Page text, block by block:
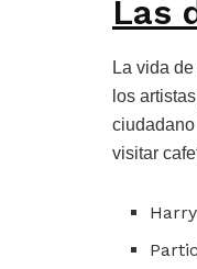
Las
La vida
los
visitar